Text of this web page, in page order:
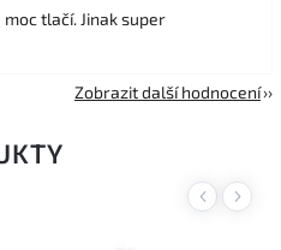
tlačí. Jinak super
Zobrazit další hodnocení
Previous
Next